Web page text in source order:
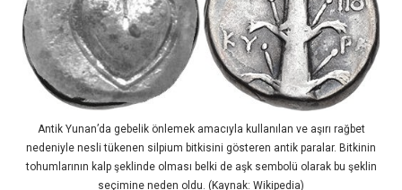
Antik Yunan’da gebelik önlemek amacıyla kullanılan ve aşırı rağbet
nedeniyle nesli tükenen silpium bitkisini gösteren antik paralar. Bitkinin
tohumlarının kalp şeklinde olması belki de aşk sembolü olarak bu şeklin
seçimine neden oldu. (Kaynak: Wikipedia)